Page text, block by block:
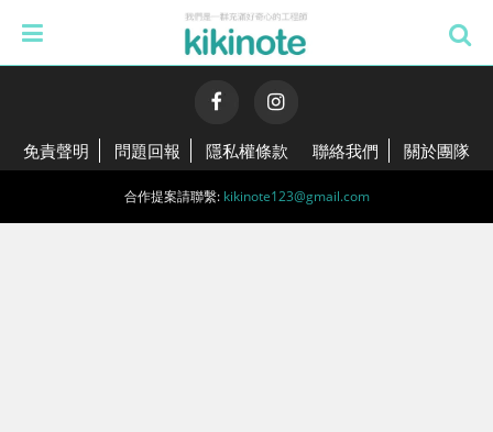
免責聲明 問題回報 隱私權條款 聯絡我們 關於團隊
合作提案請聯繫: kikinote123@gmail.com